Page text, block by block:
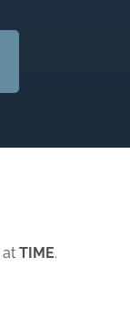
at TIME.